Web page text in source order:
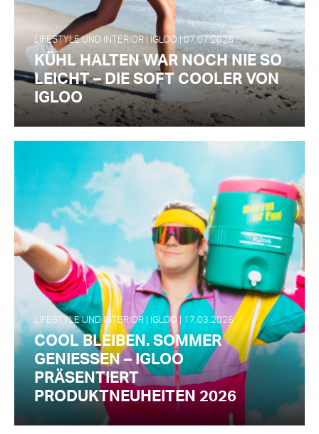
LIFESTYLE UND INTERIOR | IGLOO | 07.07.2026
KÜHL HALTEN WAR NOCH NIE SO
LEICHT – DIE SOFT COOLER VON
IGLOO
LIFESTYLE UND INTERIOR | IGLOO | 17.03.2026
COOL BLEIBEN. SOMMER
GENIESSEN – IGLOO
PRÄSENTIERT
PRODUKTNEUHEITEN 2026